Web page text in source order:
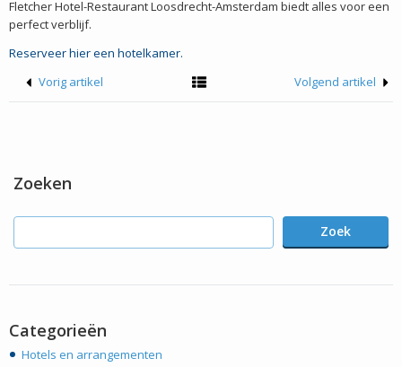
Fletcher Hotel-Restaurant Loosdrecht-Amsterdam biedt alles voor een
perfect verblijf.
Reserveer hier een hotelkamer.
Vorig artikel
Volgend artikel
Zoeken
Zoek
Categorieën
Hotels en arrangementen